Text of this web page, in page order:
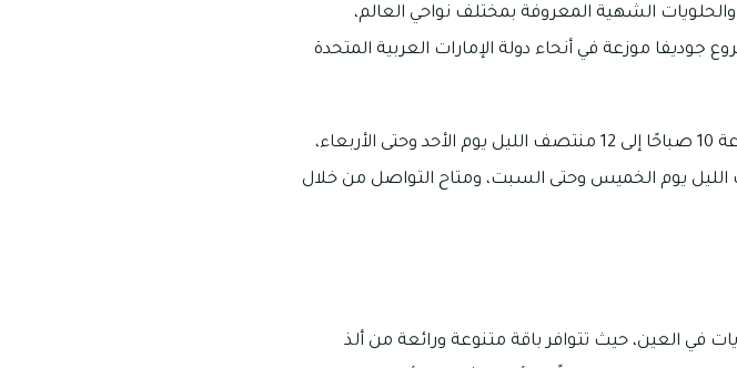
الشهية المعروفة بمختلف نواحي العالم،
موزعة في أنحاء دولة الإمارات العربية المتحدة
يتواجد فرع جوديفا في العين مول، وتبدأ أوقات عمله من الساعة 10 صباحًا إلى 12 منتصف الليل يوم الأحد وحتى الأربعاء،
من الساعة 10 صباحًا إلى 1 بعد منتصف الليل يوم الخميس وحتى السبت، ومتاح التواصل من خلال
العين، حيث تتوافر باقة متنوعة ورائعة من ألذ